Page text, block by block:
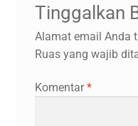
Tinggalkan
Alamat email Anda
Ruas yang wajib
Komentar*